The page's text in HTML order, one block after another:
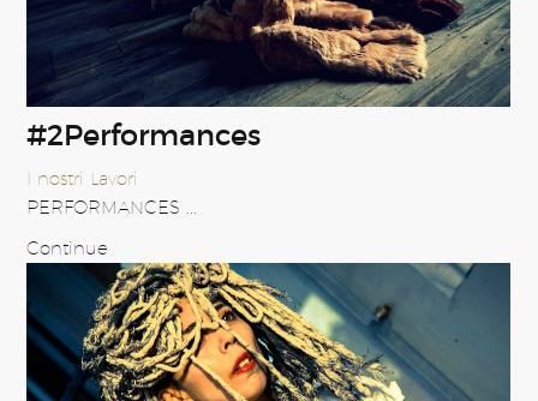
#2Performances
I nostri Lavori
PERFORMANCES ...
Continue